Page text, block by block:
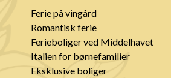
Ferie på vingård
Romantisk ferie
Ferieboliger ved Middelhavet
Italien for børnefamilier
Eksklusive boliger